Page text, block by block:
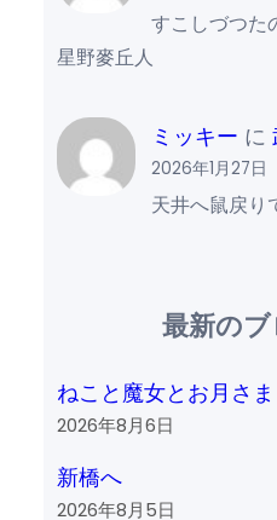
すこしづつた
星野麥丘人
ミッキー に
2026年1月27日
天井へ鼠戻
最新の
ねこと魔女とお月さま
2026年8月6日
新橋へ
2026年8月5日